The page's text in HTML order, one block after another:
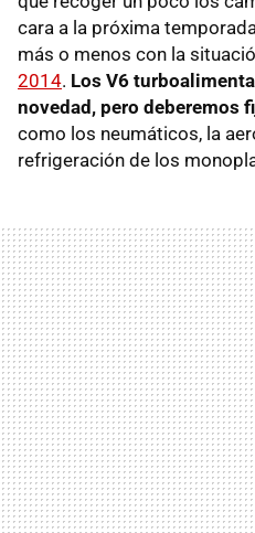
cara a la próxima
más o menos con la
2014. Los V6
novedad, pero deberemos
como los neumáticos, la
refrigeración de los